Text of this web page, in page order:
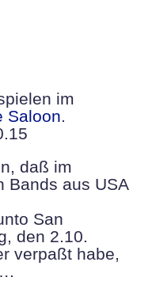
im
Saloon.
daß im
Bands aus USA
San
den 2.10.
verpaßt habe,